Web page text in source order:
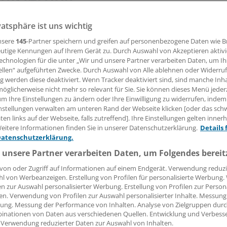
12:40 Uhr
Akademisierung von Hebammen zeigt die
muss bedingt durch eine EU-Richtlinie bis spätestens
werden– dann müssen die Vorgaben in
"prüft zur Zeit die Einzelheiten der Novellierung", heißt es
der Grünen im Bundestag. Wann ein Gesetzentwurf
nicht zu sagen.
ist uns wichtig
145-Partner speichern und greifen auf personenbezogene Daten wie
Kennungen auf Ihrem Gerät zu. Durch Auswahl von Akzeptieren
für die unter „Wir und unsere Partner verarbeiten Daten, um
aufgeführten Zwecke. Durch Auswahl von Alle ablehnen oder
werden diese deaktiviert. Wenn Tracker deaktiviert sind, sind manche
nicht mehr so relevant für Sie. Sie können dieses Menü
Ihre Einstellungen zu ändern oder Ihre Einwilligung zu widerrufen, indem
verwalten am unteren Rand der Webseite klicken [oder das
links auf der Webseite, falls zutreffend]. Ihre Einstellungen gelten
Informationen finden Sie in unserer Datenschutzerklärung. Details
Partner verarbeiten Daten, um Folgendes
oder Zugriff auf Informationen auf einem Endgerät. Verwendung
von Werbeanzeigen. Erstellung von Profilen für personalisierte
zur Auswahl personalisierter Werbung. Erstellung von Profilen zur
Verwendung von Profilen zur Auswahl personalisierter Inhalte.
Messung der Performance von Inhalten. Analyse von Zielgruppen
von Daten aus verschiedenen Quellen. Entwicklung und
reduzierter Daten zur Auswahl von Inhalten.